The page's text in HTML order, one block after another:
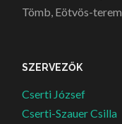
Tömb, Eötvös-terem.
SZERVEZŐK
Cserti József
Cserti-Szauer Csilla